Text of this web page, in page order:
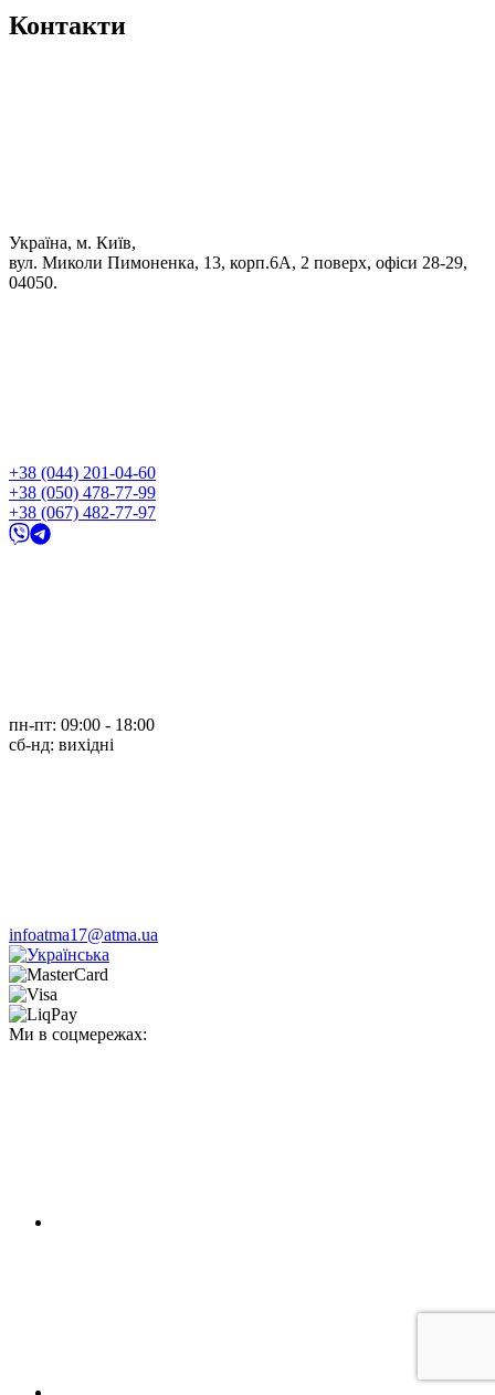
Контакти
Україна, м. Київ,
вул. Миколи Пимоненка, 13, корп.6А, 2 поверх, офіси 28-29,
04050.
+38 (044) 201-04-60
+38 (050) 478-77-99
+38 (067) 482-77-97
пн-пт: 09:00 - 18:00
cб-нд: вихідні
infoatma17@atma.ua
Ми в соцмережах: